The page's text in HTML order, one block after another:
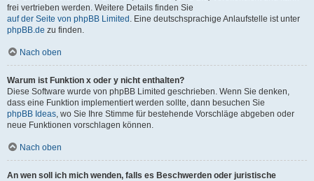
frei vertrieben werden. Weitere Details finden Sie
auf der Seite von phpBB Limited . Eine deutschsprachige Anlaufstelle ist unter
phpBB.de zu finden.
Nach oben
Warum ist Funktion x oder y nicht enthalten?
Diese Software wurde von phpBB Limited geschrieben. Wenn Sie denken,
dass eine Funktion implementiert werden sollte, dann besuchen Sie
phpBB Ideas, wo Sie Ihre Stimme für bestehende Vorschläge abgeben oder
neue Funktionen vorschlagen können.
Nach oben
An wen soll ich mich wenden, falls es Beschwerden oder juristische